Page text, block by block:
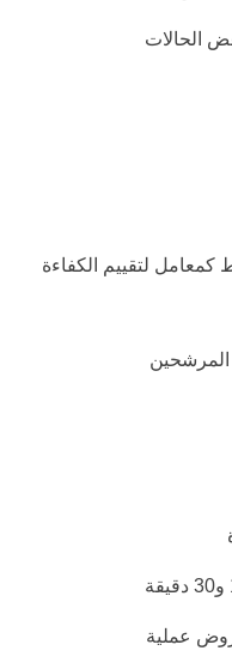
الحالات
كمعامل لتقييم الكفاءة
عملية